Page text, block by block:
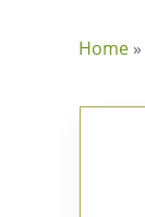
Home »